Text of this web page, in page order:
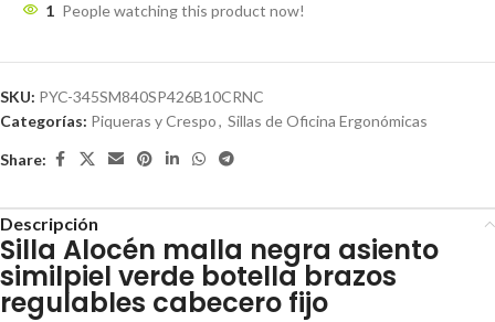
1 People watching this product now!
SKU: PYC-345SM840SP426B10CRNC
Categorías: Piqueras y Crespo, Sillas de Oficina Ergonómicas
Share:
Descripción
Silla Alocén malla negra asiento
similpiel verde botella brazos
regulables cabecero fijo